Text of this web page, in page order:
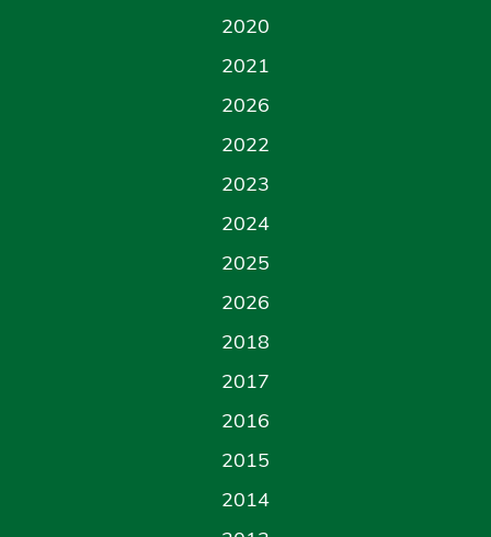
2020
2021
2026
2022
2023
2024
2025
2026
2018
2017
2016
2015
2014